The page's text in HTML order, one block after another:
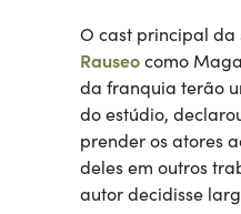
O cast principal da
Rauseocomo
da franquia terão
do estúdio,
prender os atores
deles em outros
autor decidisse